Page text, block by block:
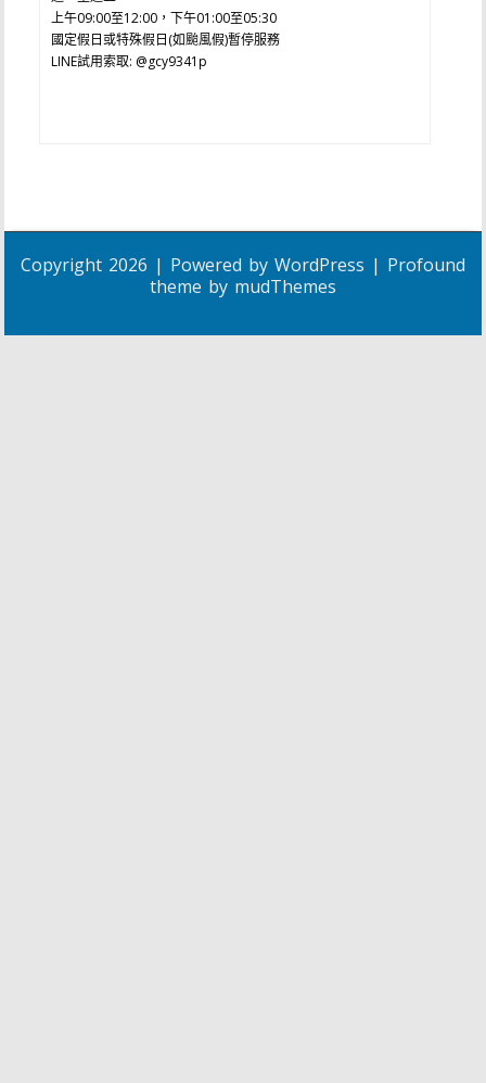
上午09:00至12:00，下午01:00至05:30
國定假日或特殊假日(如颱風假)暫停服務
LINE試用索取: @gcy9341p
Copyright 2026 | Powered by WordPress | Profound
theme by mudThemes